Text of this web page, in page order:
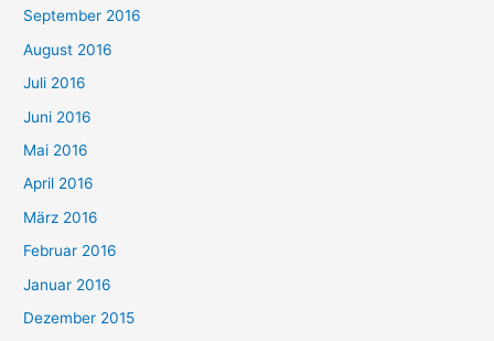
September 2016
August 2016
Juli 2016
Juni 2016
Mai 2016
April 2016
März 2016
Februar 2016
Januar 2016
Dezember 2015